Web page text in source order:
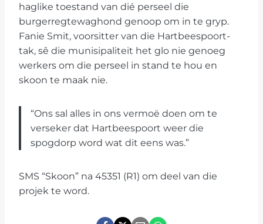
haglike toestand van dié perseel die
burgerregtewaghond genoop om in te gryp.
Fanie Smit, voorsitter van die Hartbeespoort-
tak, sê die munisipaliteit het glo nie genoeg
werkers om die perseel in stand te hou en
skoon te maak nie.
“Ons sal alles in ons vermoë doen om te
verseker dat Hartbeespoort weer die
spogdorp word wat dit eens was.”
SMS “Skoon” na 45351 (R1) om deel van die
projek te word.